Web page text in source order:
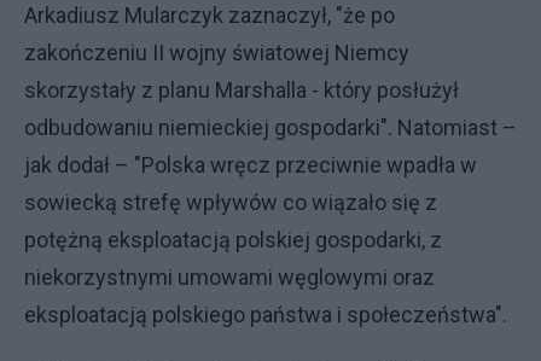
Arkadiusz Mularczyk zaznaczył, "że po
zakończeniu II wojny światowej Niemcy
skorzystały z planu Marshalla - który posłużył
odbudowaniu niemieckiej gospodarki". Natomiast –
jak dodał – "Polska wręcz przeciwnie wpadła w
sowiecką strefę wpływów co wiązało się z
potężną eksploatacją polskiej gospodarki, z
niekorzystnymi umowami węglowymi oraz
eksploatacją polskiego państwa i społeczeństwa".